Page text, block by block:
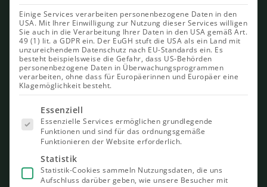
Einige Services verarbeiten personenbezogene Daten in den
USA. Mit Ihrer Einwilligung zur Nutzung dieser Services willigen
Sie auch in die Verarbeitung Ihrer Daten in den USA gemäß Art.
49 (1) lit. a GDPR ein. Der EuGH stuft die USA als ein Land mit
unzureichendem Datenschutz nach EU-Standards ein. Es
besteht beispielsweise die Gefahr, dass US-Behörden
personenbezogene Daten in Überwachungsprogrammen
verarbeiten, ohne dass für Europäerinnen und Europäer eine
Klagemöglichkeit besteht.
Es folgt
eine Liste
der Service-
Gruppen,
für die eine
Einwilligung
erteilt
werden
kann. Die
Essenziell
Essenzielle Services ermöglichen grundlegende
Funktionen und sind für das ordnungsgemäße
Funktionieren der Website erforderlich.
Statistik
Statistik-Cookies sammeln Nutzungsdaten, die uns
Aufschluss darüber geben, wie unsere Besucher mit